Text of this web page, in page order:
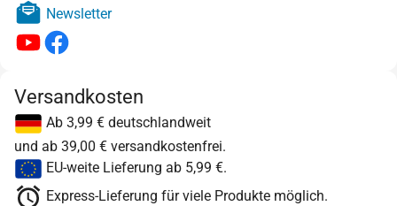
Newsletter
Versandkosten
Ab 3,99 € deutschlandweit
und ab 39,00 € versandkostenfrei.
EU-weite Lieferung ab 5,99 €.
Express-Lieferung für viele Produkte möglich.